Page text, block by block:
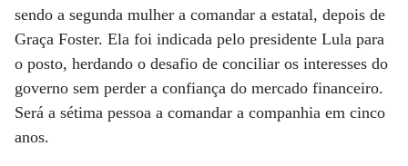
sendo a segunda mulher a comandar a estatal, depois de
Graça Foster. Ela foi indicada pelo presidente Lula para
o posto, herdando o desafio de conciliar os interesses do
governo sem perder a confiança do mercado financeiro.
Será a sétima pessoa a comandar a companhia em cinco
anos.